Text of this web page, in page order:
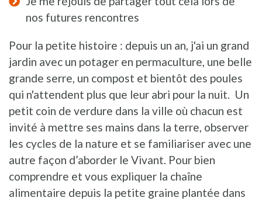
nos futures rencontres
Pour la petite histoire : depuis un an, j'ai un grand
jardin avec un potager en permaculture, une belle
grande serre, un compost et bientôt des poules
qui n'attendent plus que leur abri pour la nuit. Un
petit coin de verdure dans la ville où chacun est
invité à mettre ses mains dans la terre, observer
les cycles de la nature et se familiariser avec une
autre façon d’aborder le Vivant. Pour bien
comprendre et vous expliquer la chaîne
alimentaire depuis la petite graine plantée dans